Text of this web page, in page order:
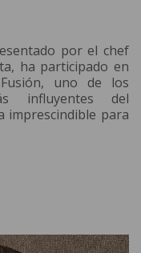
por el chef
ha participado en
uno de los
influyentes del
imprescindible para